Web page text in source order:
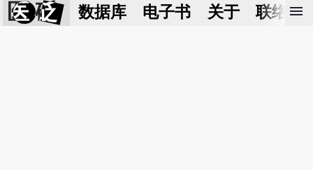
医 砭 数据库 电子书 关于 联络我
menu